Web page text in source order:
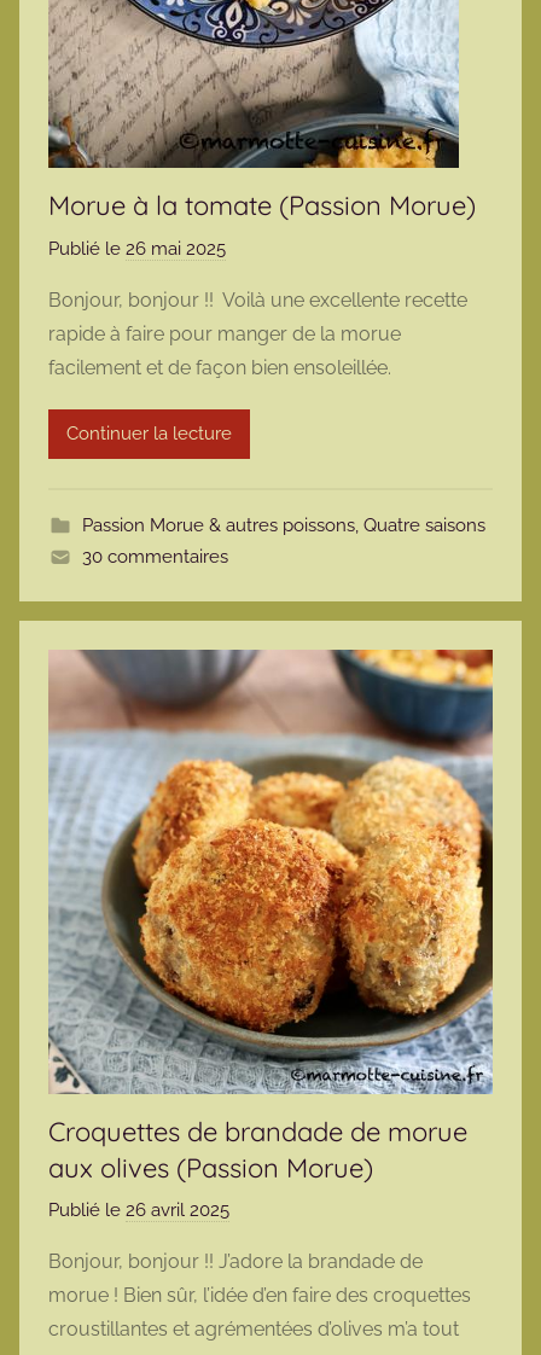
Morue à la tomate (Passion Morue)
Publié le 26 mai 2025
r
m
a
r
m
t
e
Bonjour, bonjour !! Voilà une excellente recette
rapide à faire pour manger de la morue
facilement et de façon bien ensoleillée.
Continuer la lecture
Passion Morue & autres poissons, Quatre saisons
30 commentaires
Croquettes de brandade de morue
aux olives (Passion Morue)
Publié le 26 avril 2025
r
m
a
Bonjour, bonjour !! J’adore la brandade de
morue ! Bien sûr, l’idée d’en faire des croquettes
croustillantes et agrémentées d’olives m’a tout